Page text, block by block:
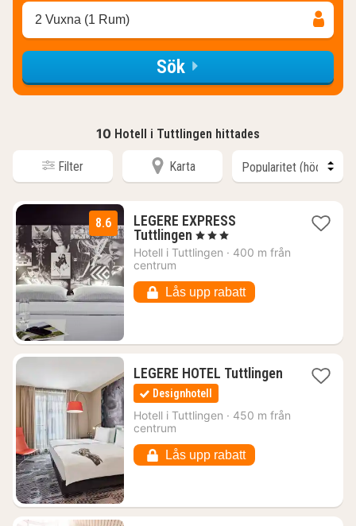
2 Vuxna (1 Rum)
Sök
10 Hotell i Tuttlingen hittades
Filter Karta
8.6
LEGERE EXPRESS
Tuttlingen 1
natt
från
kr.
, 3 Stjärnor
Hotell i Tuttlingen · 400 m från
centrum
Lås upp rabatt
LEGERE HOTEL Tuttlingen
1
natt
från
1431
kr.
Designhotell
Hotell i Tuttlingen · 450 m från
centrum
Lås upp rabatt